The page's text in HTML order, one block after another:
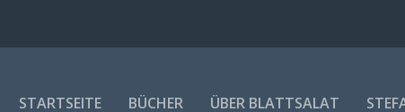
STARTSEITE BÜCHER ÜBER BLATTSALAT